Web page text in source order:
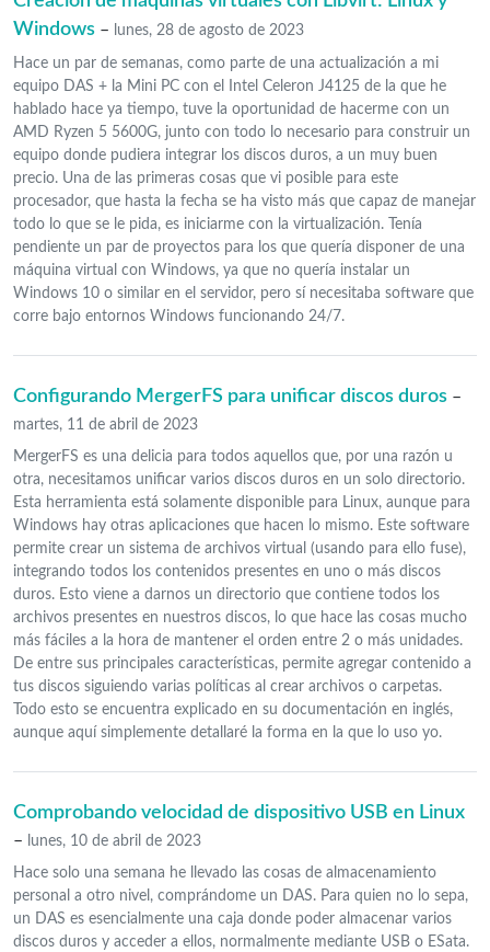
Windows – lunes, 28 de agosto de 2023
Hace un par de semanas, como parte de una actualización a mi
equipo DAS + la Mini PC con el Intel Celeron J4125 de la que he
hablado hace ya tiempo, tuve la oportunidad de hacerme con un
AMD Ryzen 5 5600G, junto con todo lo necesario para construir un
equipo donde pudiera integrar los discos duros, a un muy buen
precio. Una de las primeras cosas que vi posible para este
procesador, que hasta la fecha se ha visto más que capaz de manejar
todo lo que se le pida, es iniciarme con la virtualización. Tenía
pendiente un par de proyectos para los que quería disponer de una
máquina virtual con Windows, ya que no quería instalar un
Windows 10 o similar en el servidor, pero sí necesitaba software que
corre bajo entornos Windows funcionando 24/7.
Configurando MergerFS para unificar discos duros –
martes, 11 de abril de 2023
MergerFS es una delicia para todos aquellos que, por una razón u
otra, necesitamos unificar varios discos duros en un solo directorio.
Esta herramienta está solamente disponible para Linux, aunque para
Windows hay otras aplicaciones que hacen lo mismo. Este software
permite crear un sistema de archivos virtual (usando para ello fuse),
integrando todos los contenidos presentes en uno o más discos
duros. Esto viene a darnos un directorio que contiene todos los
archivos presentes en nuestros discos, lo que hace las cosas mucho
más fáciles a la hora de mantener el orden entre 2 o más unidades.
De entre sus principales características, permite agregar contenido a
tus discos siguiendo varias políticas al crear archivos o carpetas.
Todo esto se encuentra explicado en su documentación en inglés,
aunque aquí simplemente detallaré la forma en la que lo uso yo.
Comprobando velocidad de dispositivo USB en Linux
– lunes, 10 de abril de 2023
Hace solo una semana he llevado las cosas de almacenamiento
personal a otro nivel, comprándome un DAS. Para quien no lo sepa,
un DAS es esencialmente una caja donde poder almacenar varios
discos duros y acceder a ellos, normalmente mediante USB o ESata.